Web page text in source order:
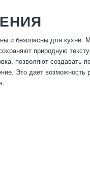
и безопасны для кухни.
природную
позволяют создавать
Это дает возможность